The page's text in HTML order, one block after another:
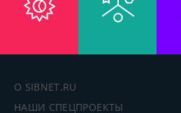
О SIBNET.RU
НАШИ СПЕЦПРОЕКТЫ